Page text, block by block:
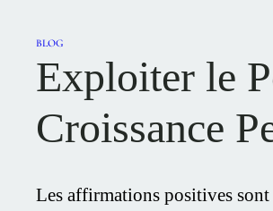
BLOG
Exploiter le
Croissance
Les affirmations positives sont